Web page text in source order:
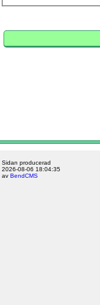
Sidan producerad
2026-08-06 18:04:35
av BendCMS